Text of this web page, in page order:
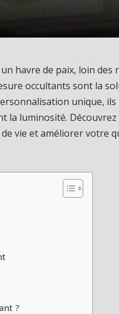
havre de paix, loin des
occultants sont la
unique,
la luminosité. Découvrez
vie et améliorer votre
?